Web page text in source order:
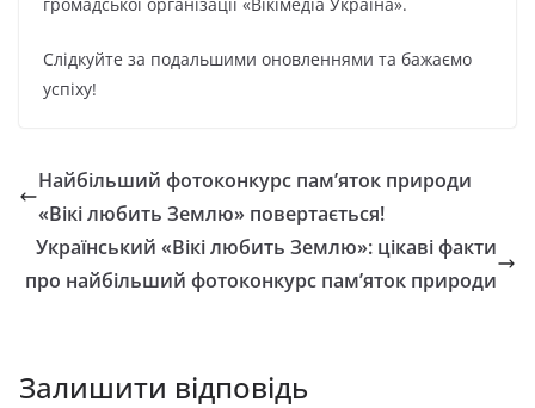
Слідкуйте за подальшими оновленнями та бажаємо
успіху!
Найбільший фотоконкурс пам’яток природи
«Вікі любить Землю» повертається!
Український «Вікі любить Землю»: цікаві факти
про найбільший фотоконкурс пам’яток природи
Залишити відповідь